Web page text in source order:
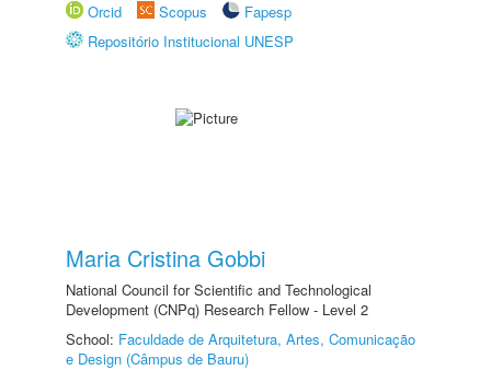
Orcid
Scopus
Fapesp
Repositório Institucional UNESP
Maria Cristina Gobbi
National Council for Scientific and Technological
Development (CNPq) Research Fellow - Level 2
School: Faculdade de Arquitetura, Artes, Comunicação
e Design (Câmpus de Bauru)